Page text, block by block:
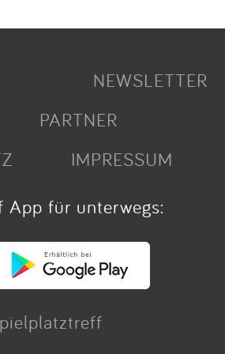
NEWSLETTER
PARTNER
IMPRESSUM
für unterwegs: